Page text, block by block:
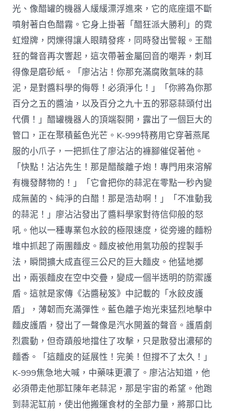
光、像醋罐的機器人緩緩漂浮進來，它的底座還不斷
噴射著白色醋霧。它身上掛著「醋狂派大勝利」的霓
虹燈牌，閃爍得讓人眼睛發疼，同時發出警報。王醋
狂的聲音再次響起，這次帶著金屬回音的嘲弄，刺耳
得像是磨砂紙。「廖沾沾！你那充滿腐敗氣味的蒜
泥，是對醬料學的侮辱！必須淨化！」「你將為你那
百分之五的醬油，以及百分之九十五的邪惡蒜頭付出
代價！」醋罐機器人的頂端裂開，露出了一個巨大的
管口，正在聚積藍色光芒。K-999特務用它穿著燕尾
服的小爪子，一把抓住了廖沾沾的褲腳催促著他。
「快點！沾沾先生！那是醋酸離子炮！專門用來溶解
有機發酵物的！」「它會把你的蒜泥在零點一秒內變
成無菌的、純淨的白醋！那是浩劫啊！」「不准動我
的蒜泥！」廖沾沾發出了醬料學家對待信仰般的怒
吼。他以一種專業包水餃的極限速度，從旁邊的麵粉
堆中抓起了兩團麵皮。麵皮被他用氣功般的捏製手
法，瞬間擴大成直徑三公尺的巨大麵皮。他猛地擲
出，兩張麵皮在空中交疊，變成一個半透明的防禦護
盾。這就是家傳《沾醬秘笈》中記載的「水餃皮護
盾」，薄韌而充滿彈性。藍色離子炮光束猛烈地擊中
麵皮護盾，發出了一聲像是汽水開蓋的聲音。護盾劇
烈震動，但奇蹟般地擋住了攻擊，只是散發出濃郁的
麵香。「這麵皮的延展性！完美！但撐不了太久！」
K-999焦急地大喊，中藥味更濃了。廖沾沾知道，他
必須帶走他那缸陳年老蒜泥，那是宇宙的希望。他跑
到蒜泥缸前，使出他搬運食材的全部力量，將那口比